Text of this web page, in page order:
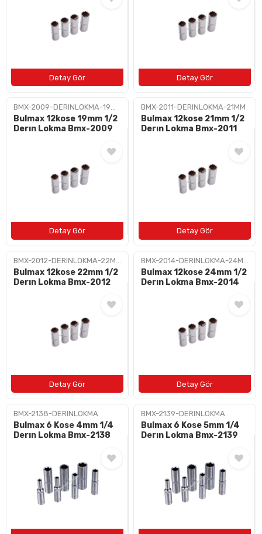
BMX-2009-DERINLOKMA-19MM
Bulmax 12kose 19mm 1/2
Derın Lokma Bmx-2009
BMX-2011-DERINLOKMA-21MM
Bulmax 12kose 21mm 1/2
Derın Lokma Bmx-2011
Bulmax 12kose 22mm 1/2
Derın Lokma Bmx-2012
Bulmax 12kose 24mm 1/2
Derın Lokma Bmx-2014
BMX-2138-DERINLOKMA
Bulmax 6 Kose 4mm 1/4
Derın Lokma Bmx-2138
BMX-2139-DERINLOKMA
Bulmax 6 Kose 5mm 1/4
Derın Lokma Bmx-2139